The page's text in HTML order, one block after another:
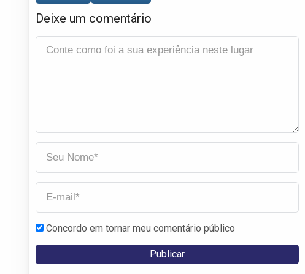
Deixe um comentário
Concordo em tornar meu comentário público